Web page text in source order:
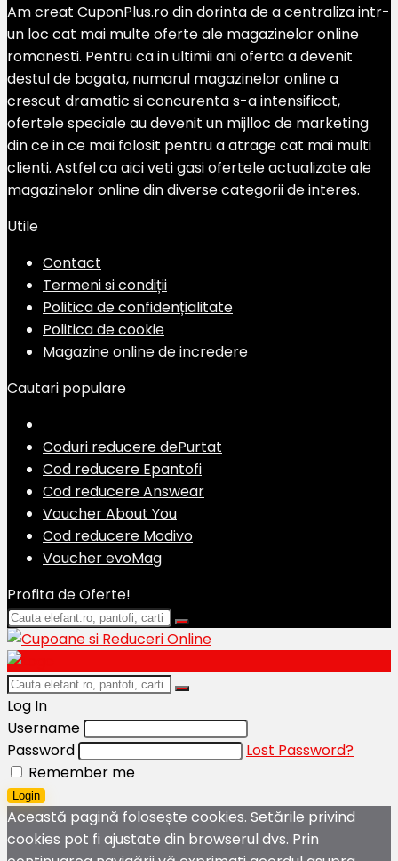
Am creat CuponPlus.ro din dorinta de a centraliza intr-
un loc cat mai multe oferte ale magazinelor online
romanesti. Pentru ca in ultimii ani oferta a devenit
destul de bogata, numarul magazinelor online a
crescut dramatic si concurenta s-a intensificat,
ofertele speciale au devenit un mijlloc de marketing
din ce in ce mai folosit pentru a atrage cat mai multi
clienti. Astfel ca aici veti gasi ofertele actualizate ale
magazinelor online din diverse categorii de interes.
Utile
Contact
Termeni si condiții
Politica de confidențialitate
Politica de cookie
Magazine online de incredere
Cautari populare
Coduri reducere dePurtat
Cod reducere Epantofi
Cod reducere Answear
Voucher About You
Cod reducere Modivo
Voucher evoMag
Profita de Oferte!
Log In
Username
Password
Lost Password?
Remember me
Login
Această pagină folosește cookies. Setările privind
cookies pot fi ajustate din browserul dvs. Prin